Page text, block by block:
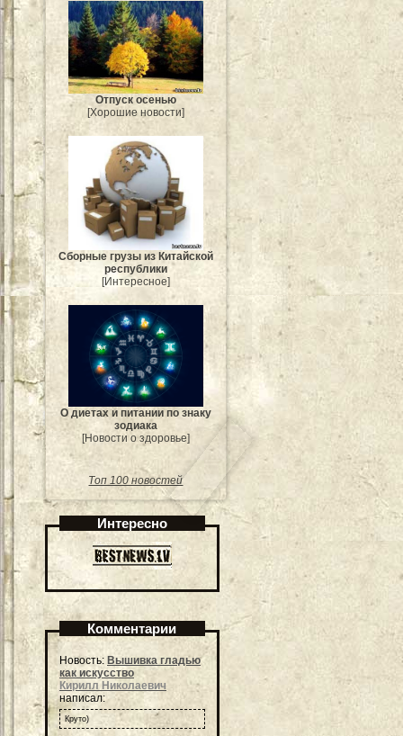
Отпуск осенью
[Хорошие новости]
Сборные грузы из Китайской
республики
[Интересное]
О диетах и питании по знаку
зодиака
[Новости о здоровье]
Топ 100 новостей
Интересно
Комментарии
Новость: Вышивка гладью
как искусство
Кирилл Николаевич
написал:
Круто)